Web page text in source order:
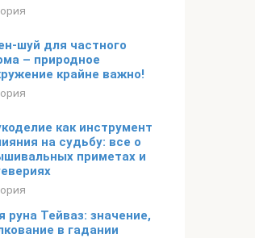
шуй для частного
– природное
крайне важно!
как инструмент
на судьбу: все о
приметах и
руна Тейваз: значение,
в гадании